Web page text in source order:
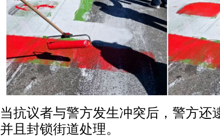
当抗议者与警方发生冲突后，警方还
并且封锁街道处理。